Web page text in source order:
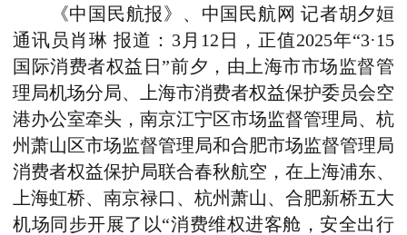
《中国民航报》、中国民航网 记者胡夕姮
通讯员肖琳 报道：3月12日，正值2025年“3·15
国际消费者权益日”前夕，由上海市市场监督管
理局机场分局、上海市消费者权益保护委员会空
港办公室牵头，南京江宁区市场监督管理局、杭
州萧山区市场监督管理局和合肥市场监督管理局
消费者权益保护局联合春秋航空，在上海浦东、
上海虹桥、南京禄口、杭州萧山、合肥新桥五大
机场同步开展了以“消费维权进客舱，安全出行